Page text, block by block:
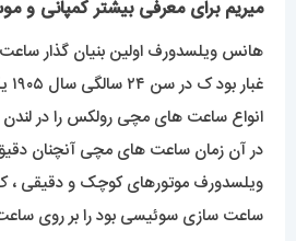
هانس ویلسدورف اولین بنیان گذار
انواع ساعت های مچی رولکس را در
در آن زمان ساعت های مچی آنچنان دقیق
ویلسدورف موتورهای کوچک و
ساعت سازی سوئیسی بود را بر روی
داد .